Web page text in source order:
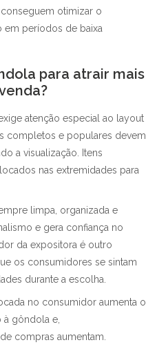
otimizar o
em períodos de baixa
para atrair mais
atenção especial ao layout
completos e populares devem
a visualização. Itens
nas extremidades para
limpa, organizada e
e gera confiança no
da expositora é outro
os consumidores se sintam
durante a escolha.
no consumidor aumenta o
gôndola e,
compras aumentam.